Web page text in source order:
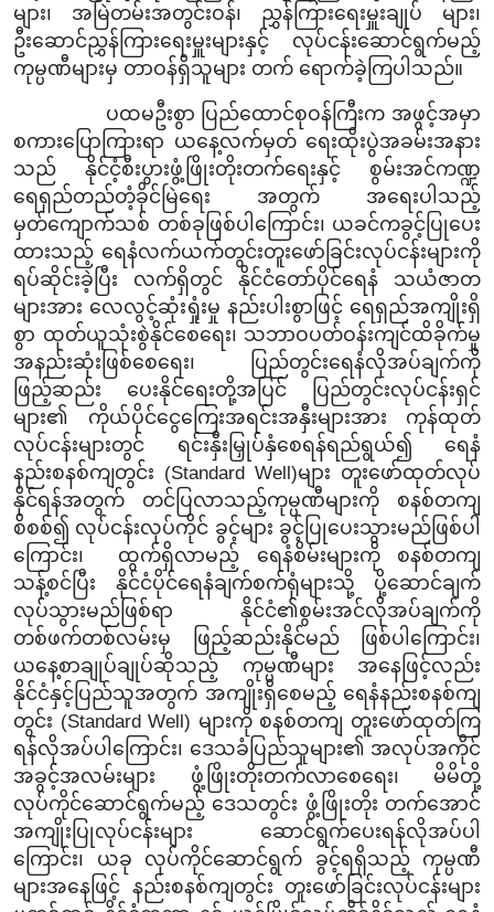
များ၊ အမြဲတမ်းအတွင်းဝန်၊ ညွှန်ကြားရေးမှူးချုပ် များ၊
ဦးဆောင်ညွှန်ကြားရေးမှူးများနှင့် လုပ်ငန်းဆောင်ရွက်မည့်
ကုမ္ပဏီများမှ တာဝန်ရှိသူများ တက် ရောက်ခဲ့ကြပါသည်။
ပထမဦးစွာ ပြည်ထောင်စုဝန်ကြီးက အဖွင့်အမှာ
စကားပြောကြားရာ ယနေ့လက်မှတ် ရေးထိုးပွဲအခမ်းအနား
သည် နိုင်ငံ့စီးပွားဖွံ့ဖြိုးတိုးတက်ရေးနှင့် စွမ်းအင်ကဏ္ဍ
ရေရှည်တည်တံ့ခိုင်မြဲရေး အတွက် အရေးပါသည့်
မှတ်ကျောက်သစ် တစ်ခုဖြစ်ပါကြောင်း၊ ယခင်ကခွင့်ပြုပေး
ထားသည့် ရေနံလက်ယက်တွင်းတူးဖော်ခြင်းလုပ်ငန်းများကို
ရပ်ဆိုင်းခဲ့ပြီး လက်ရှိတွင် နိုင်ငံတော်ပိုင်ရေနံ သယံဇာတ
များအား လေလွင့်ဆုံးရှုံးမှု နည်းပါးစွာဖြင့် ရေရှည်အကျိုးရှိ
စွာ ထုတ်ယူသုံးစွဲနိုင်စေရေး၊ သဘာဝပတ်ဝန်းကျင်ထိခိုက်မှု
အနည်းဆုံးဖြစ်စေရေး၊ ပြည်တွင်းရေနံလိုအပ်ချက်ကို
ဖြည့်ဆည်း ပေးနိုင်ရေးတို့အပြင် ပြည်တွင်းလုပ်ငန်းရှင်
များ၏ ကိုယ်ပိုင်ငွေကြေးအရင်းအနှီးများအား ကုန်ထုတ်
လုပ်ငန်းများတွင် ရင်းနှီးမြှုပ်နှံစေရန်ရည်ရွယ်၍ ရေနံ
နည်းစနစ်ကျတွင်း (Standard Well)များ တူးဖော်ထုတ်လုပ်
နိုင်ရန်အတွက် တင်ပြလာသည့်ကုမ္ပဏီများကို စနစ်တကျ
စိစစ်၍ လုပ်ငန်းလုပ်ကိုင် ခွင့်များ ခွင့်ပြုပေးသွားမည်ဖြစ်ပါ
ကြောင်း၊ ထွက်ရှိလာမည့် ရေနံစိမ်းများကို စနစ်တကျ
သန့်စင်ပြီး နိုင်ငံပိုင်ရေနံချက်စက်ရုံများသို့ ပို့ဆောင်ချက်
လုပ်သွားမည်ဖြစ်ရာ နိုင်ငံ၏စွမ်းအင်လိုအပ်ချက်ကို
တစ်ဖက်တစ်လမ်းမှ ဖြည့်ဆည်းနိုင်မည် ဖြစ်ပါကြောင်း၊
ယနေ့စာချုပ်ချုပ်ဆိုသည့် ကုမ္ပဏီများ အနေဖြင့်လည်း
နိုင်ငံနှင့်ပြည်သူအတွက် အကျိုးရှိစေမည့် ရေနံနည်းစနစ်ကျ
တွင်း (Standard Well) များကို စနစ်တကျ တူးဖော်ထုတ်ကြ
ရန်လိုအပ်ပါကြောင်း၊ ဒေသခံပြည်သူများ၏ အလုပ်အကိုင်
အခွင့်အလမ်းများ ဖွံ့ဖြိုးတိုးတက်လာစေရေး၊ မိမိတို့
လုပ်ကိုင်ဆောင်ရွက်မည့် ဒေသတွင်း ဖွံ့ဖြိုးတိုး တက်အောင်
အကျိုးပြုလုပ်ငန်းများ ဆောင်ရွက်ပေးရန်လိုအပ်ပါ
ကြောင်း၊ ယခု လုပ်ကိုင်ဆောင်ရွက် ခွင့်ရရှိသည့် ကုမ္ပဏီ
များအနေဖြင့် နည်းစနစ်ကျတွင်း တူးဖော်ခြင်းလုပ်ငန်းများ